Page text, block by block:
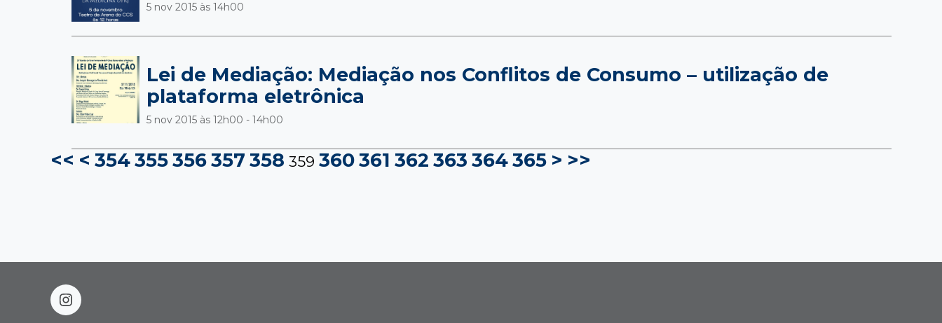
5 nov 2015 às 14h00
Lei de Mediação: Mediação nos Conflitos de Consumo – utilização de
plataforma eletrônica
5 nov 2015 às 12h00 - 14h00
<< < 354355356357 358 359 360361 362 363 364365 > >>
instagram